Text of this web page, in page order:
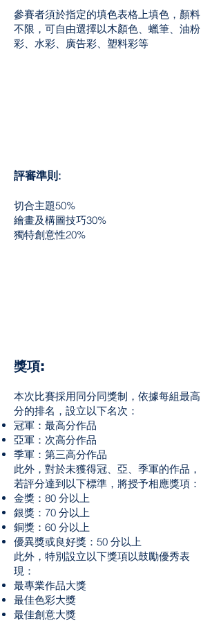
參賽者須於指定的填色表格上填色，顏料
不限，可自由選擇以木顏色、蠟筆、油粉
彩、水彩、廣告彩、塑料彩等
評審準則:
切合主題50%
繪畫及構圖技巧30%
獨特創意性20%
獎項:
本次比賽採用同分同獎制，依據每組最高
分的排名，設立以下名次：
冠軍：最高分作品
亞軍：次高分作品
季軍：第三高分作品
此外，對於未獲得冠、亞、季軍的作品，
若評分達到以下標準，將授予相應獎項：
金獎：80 分以上
銀獎：70 分以上
銅獎：60 分以上
優異獎或良好獎：50 分以上
此外，特別設立以下獎項以鼓勵優秀表
現：
最專業作品大獎
最佳色彩大獎
最佳創意大獎